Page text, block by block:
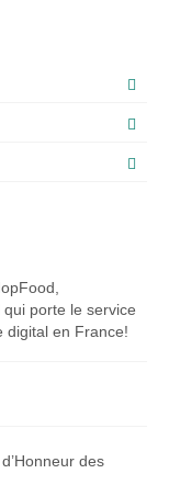
qui porte le service
digital en France!
des